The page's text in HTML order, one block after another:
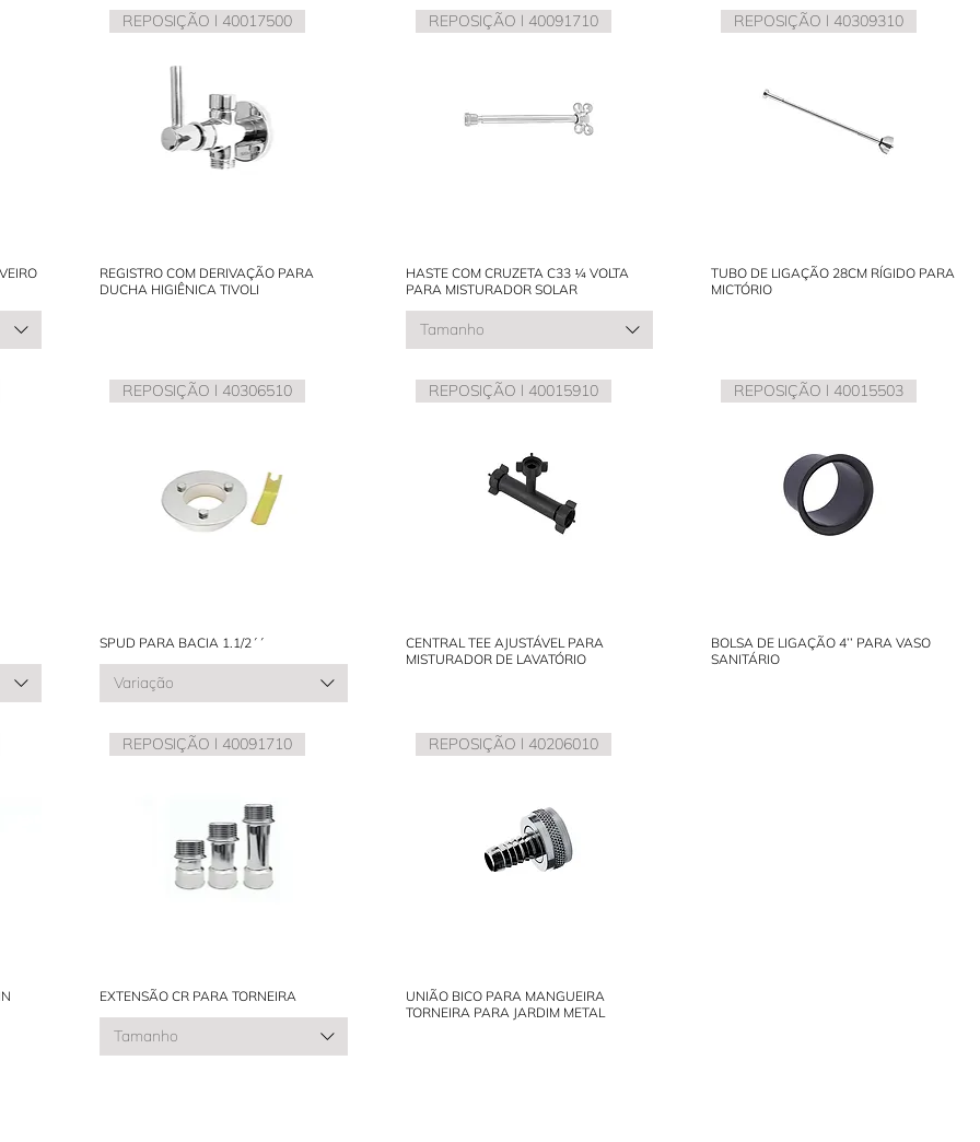
REPOSIÇÃO l 40017500
REGISTRO COM DERIVAÇÃO PARA
DUCHA HIGIÊNICA TIVOLI
REPOSIÇÃO l 40091710
HASTE COM CRUZETA C33 ¼ VOLTA
PARA MISTURADOR SOLAR
Tamanho
REPOSIÇÃO l 40309310
TUBO DE LIGAÇÃO 28CM RÍGIDO PARA
MICTÓRIO
REPOSIÇÃO l 40306510
SPUD PARA BACIA 1.1/2´´
Variação
REPOSIÇÃO l 40015910
CENTRAL TEE AJUSTÁVEL PARA
MISTURADOR DE LAVATÓRIO
REPOSIÇÃO l 40015503
BOLSA DE LIGAÇÃO 4’’ PARA VASO
SANITÁRIO
REPOSIÇÃO l 40091710
EXTENSÃO CR PARA TORNEIRA
Tamanho
REPOSIÇÃO l 40206010
UNIÃO BICO PARA MANGUEIRA
TORNEIRA PARA JARDIM METAL